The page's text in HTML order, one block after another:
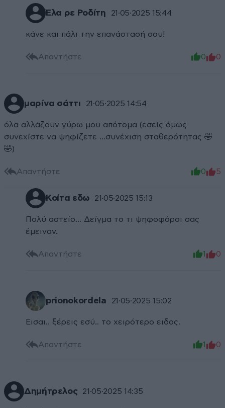
Έλα ρε Ροδίτη 21·05·2025 15:44
κάνε και πάλι την επανάστασή σου!
Απαντήστε 0 0
μαρίνα σάττι 21·05·2025 14:54
όλα αλλάζουν γύρω μου απότομα (εσείς όμως
συνεχίστε να ψηφίζετε ...συνέχιση σταθερότητας 🤣
🤣)
Απαντήστε 0 5
Κοίτα εδω 21·05·2025 15:13
Πολύ αστείο... Δείγμα το τι ψηφοφόροι σας
έμειναν.
Απαντήστε 1 0
prionokordela 21·05·2025 15:02
Εισαι.. ξέρεις εσύ.. το χειρότερο ειδος.
Απαντήστε 1 0
Δημήτρελος 21·05·2025 14:35